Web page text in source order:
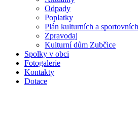
Odpady
Poplatky
Plán kulturních a
Zpravodaj
Kulturní dům Zubčice
Spolky v obci
Fotogalerie
Kontakty
Dotace